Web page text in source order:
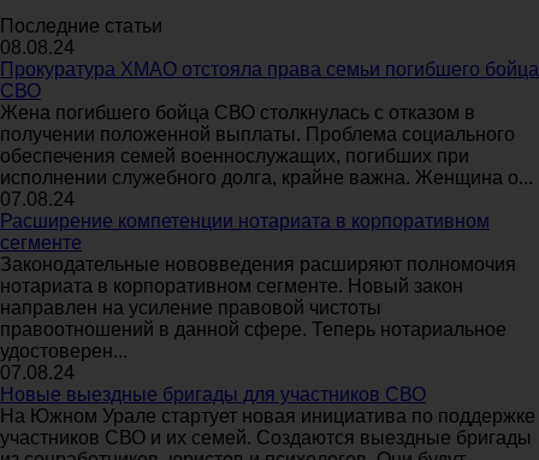
Последние статьи
08.08.24
Прокуратура ХМАО отстояла права семьи погибшего бойца
СВО
Жена погибшего бойца СВО столкнулась с отказом в
получении положенной выплаты. Проблема социального
обеспечения семей военнослужащих, погибших при
исполнении служебного долга, крайне важна. Женщина о...
07.08.24
Расширение компетенции нотариата в корпоративном
сегменте
Законодательные нововведения расширяют полномочия
нотариата в корпоративном сегменте. Новый закон
направлен на усиление правовой чистоты
правоотношений в данной сфере. Теперь нотариальное
удостоверен...
07.08.24
Новые выездные бригады для участников СВО
На Южном Урале стартует новая инициатива по поддержке
участников СВО и их семей. Создаются выездные бригады